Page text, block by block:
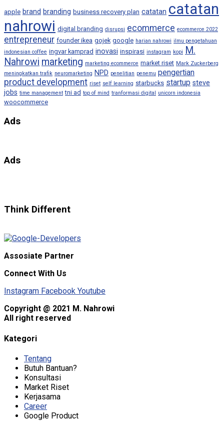
apple brand branding business recovery plan catatan catatan
nahrowi digital branding disrupsi ecommerce ecommerce 2022
entrepreneur founder ikea gojek google harian nahrowi ilmu pengetahuan
indonesian coffee ingvar kamprad inovasi inspirasi instagram kopi
M.
Nahrowi marketing marketing ecommerce market riset Mark Zuckerberg
meningkatkan trafik neuromarketing NPD penelitian penemu pengertian
product development riset self learning starbucks startup steve
jobs time management tni ad top of mind tranformasi digital unicorn indonesia
woocommerce
Ads
Ads
Think Different
Assosiate Partner
Connect With Us
Instagram Facebook Youtube
Copyright @ 2021 M. Nahrowi
All right reserved
Kategori
Tentang
Butuh Bantuan?
Konsultasi
Market Riset
Kerjasama
Career
Google Product